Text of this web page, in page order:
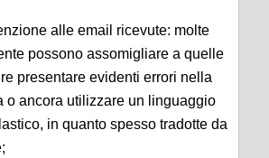
alle email ricevute: molte
possono assomigliare a quelle
presentare evidenti errori nella
o ancora utilizzare un linguaggio
in quanto spesso tradotte da